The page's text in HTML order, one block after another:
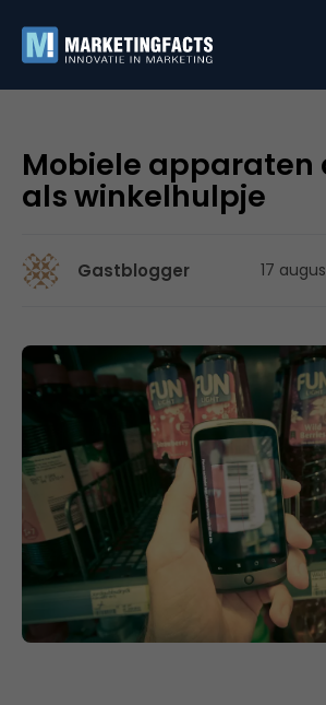
Mobiele apparaten
als winkelhulpje
Gastblogger 17